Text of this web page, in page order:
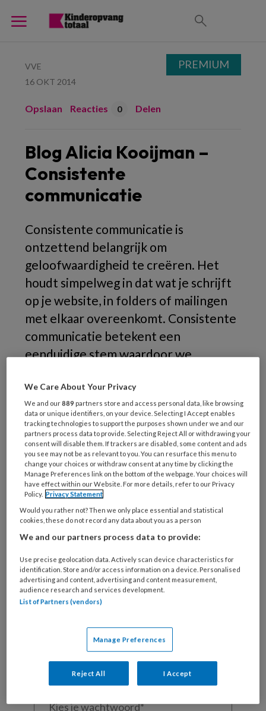
VVE
16 OKT 2014
Opslaan Reacties 0 Delen
Blog Alicia Kooijman –
Consistente
communicatie
Consistente communicatie is
ontzettend belangrijk om
geloofwaardigheid te creëren. Het
houdt simpelweg in dat wat je schrijft
op je website, in folders of mailingen
met elkaar overeenkomt. Consistente
communicatie betekent een
eenduidige stem waardoor we
waardoor we ons wel of niet ermee
verbonden voelen. Maar hoe zorgen
we voor consistente communicatie?
Voorafgaand
REGISTREREN
Wil je dit artikel lezen?
Maak gratis een account aan en lees 2
artikelen gratis per maand
Al een account of abonnement?
Kies
je
PREMIUM
We Care About Your Privacy
We and our889 partners store and access personal data, like browsing
data or unique identifiers, on your device. Selecting I Accept enables
tracking technologies to support the purposes shown under we and our
partners process data to provide. Selecting Reject All or withdrawing your
consent will disable them. If trackers are disabled, some content and ads
you see may not be as relevant to you. You can resurface this menu to
change your choices or withdraw consent at any time by clicking the
Manage Preferences link on the bottom of the webpage. Your choices will
have effect within our Website. For more details, refer to our Privacy
Policy. Privacy Statement
Would you rather not? Then we only place essential and statistical
cookies, these do not record any data about you as a person
We and our partners process data to provide:
Use precise geolocation data. Actively scan device characteristics for
identification. Store and/or access information on a device. Personalised
advertising and content, advertising and content measurement,
audience research and services development.
List of Partners (vendors)
Manage Preferences
Reject All I Accept